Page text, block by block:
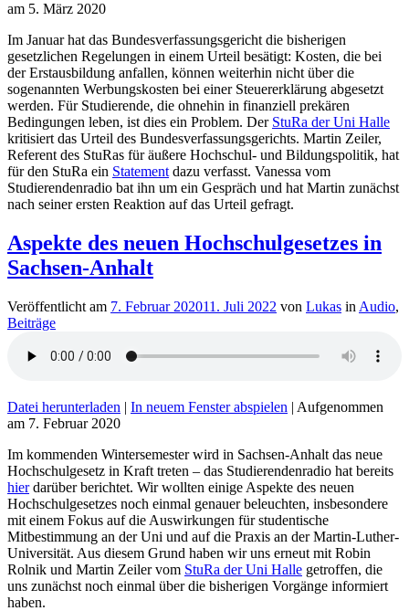
am 5. März 2020
Im Januar hat das Bundesverfassungsgericht die bisherigen
gesetzlichen Regelungen in einem Urteil besätigt: Kosten, die bei
der Erstausbildung anfallen, können weiterhin nicht über die
sogenannten Werbungskosten bei einer Steuererklärung abgesetzt
werden. Für Studierende, die ohnehin in finanziell prekären
Bedingungen leben, ist dies ein Problem. Der StuRa der Uni Halle
kritisiert das Urteil des Bundesverfassungsgerichts. Martin Zeiler,
Referent des StuRas für äußere Hochschul- und Bildungspolitik, hat
für den StuRa ein Statement dazu verfasst. Vanessa vom
Studierendenradio bat ihn um ein Gespräch und hat Martin zunächst
nach seiner ersten Reaktion auf das Urteil gefragt.
Aspekte des neuen Hochschulgesetzes in
Sachsen-Anhalt
Veröffentlicht am 7. Februar 202011. Juli 2022 von Lukas in Audio,
Beiträge
Datei herunterladen | In neuem Fenster abspielen | Aufgenommen
am 7. Februar 2020
Im kommenden Wintersemester wird in Sachsen-Anhalt das neue
Hochschulgesetz in Kraft treten – das Studierendenradio hat bereits
hierdarüber berichtet. Wir wollten einige Aspekte des neuen
Hochschulgesetzes noch einmal genauer beleuchten, insbesondere
mit einem Fokus auf die Auswirkungen für studentische
Mitbestimmung an der Uni und auf die Praxis an der Martin-Luther-
Universität. Aus diesem Grund haben wir uns erneut mit Robin
Rolnik und Martin Zeiler vom StuRa der Uni Halle getroffen, die
uns zunächst noch einmal über die bisherigen Vorgänge informiert
haben.